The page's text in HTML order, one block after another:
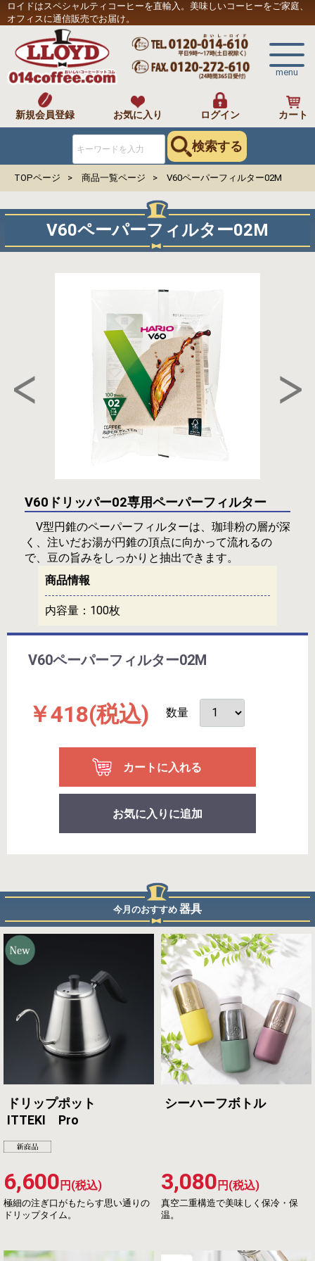
ロイドはスペシャルティコーヒーを直輸入。美味しいコーヒーをご家庭、
オフィスに通信販売でお届け。
menu
新規会員登録 お気に入り ログイン カート
検索する
TOPページ 商品一覧ページ V60ペーパーフィルター02M
V60ペーパーフィルター02M
V60ドリッパー02専用ペーパーフィルター
V型円錐のペーパーフィルターは、珈琲粉の層が深
く、注いだお湯が円錐の頂点に向かって流れるの
で、豆の旨みをしっかりと抽出できます。
商品情報
内容量： 100枚
V60ペーパーフィルター02M
￥418(税込) 数量
カートに入れる
お気に入りに追加
今月のおすすめ 器具
ドリップポット
ITTEKI Pro
極細の注ぎ口がもたらす思い通りの
ドリップタイム。
6,600 円(税込)
シーハーフボトル
真空二重構造で美味しく保冷・保
温。
3,080 円(税込)